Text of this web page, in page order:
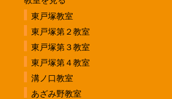
東戸塚教室
東戸塚第２教室
東戸塚第３教室
東戸塚第４教室
溝ノ口教室
あざみ野教室